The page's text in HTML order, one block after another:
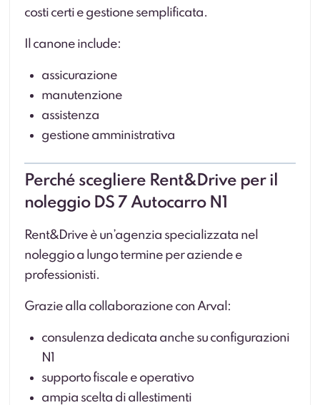
costi certi e gestione semplificata.
Il canone include:
assicurazione
manutenzione
assistenza
gestione amministrativa
Perché scegliere Rent&Drive per il
noleggio DS 7 Autocarro N1
Rent&Drive è un’agenzia specializzata nel
noleggio a lungo termine per aziende e
professionisti.
Grazie alla collaborazione con Arval:
consulenza dedicata anche su configurazioni
N1
supporto fiscale e operativo
ampia scelta di allestimenti